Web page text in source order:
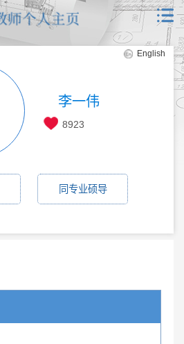
English
李一伟
8923
同专业硕导